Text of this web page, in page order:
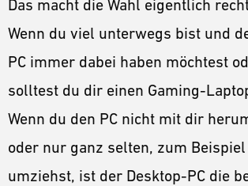
Das macht die Wahl eigentlich
Wenn du viel unterwegs bist und
PC immer dabei haben möchtest
solltest du dir einen Gaming-
Wenn du den PC nicht mit dir
oder nur ganz selten, zum
umziehst, ist der Desktop-PC die